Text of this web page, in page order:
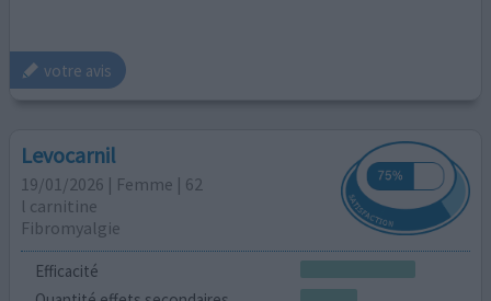
votre avis
Levocarnil
19/01/2026 | Femme | 62
l carnitine
Fibromyalgie
Efficacité